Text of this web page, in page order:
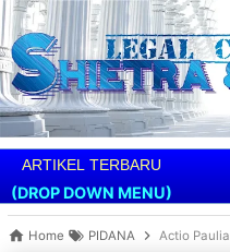
(DROP DOWN MENU)
Home PIDANA Actio Pauliana